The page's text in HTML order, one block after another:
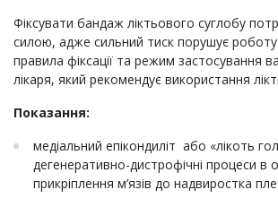
Фіксувати бандаж ліктьового суглобу
силою, адже сильний тиск порушує
правила фіксації та режим застосування
лікаря, який рекомендує використання
Показання:
медіальний епікондиліт або «лікоть
дегенеративно-дистрофічні процеси в
прикріплення м’язів до надвиростка